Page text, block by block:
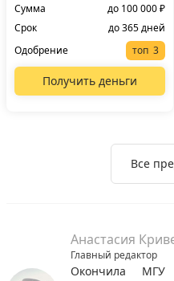
Сумма
до 100 000 ₽
Срок
до 365 дней
Одобрение
топ
Получить деньги
Все
Анастасия
Главный редактор
Окончила